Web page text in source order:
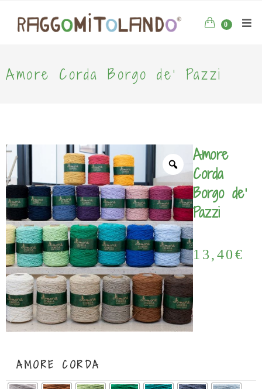
0
Amore Corda Borgo de’ Pazzi
Amore
Corda
Borgo de’
Pazzi
13,40€
AMORE CORDA